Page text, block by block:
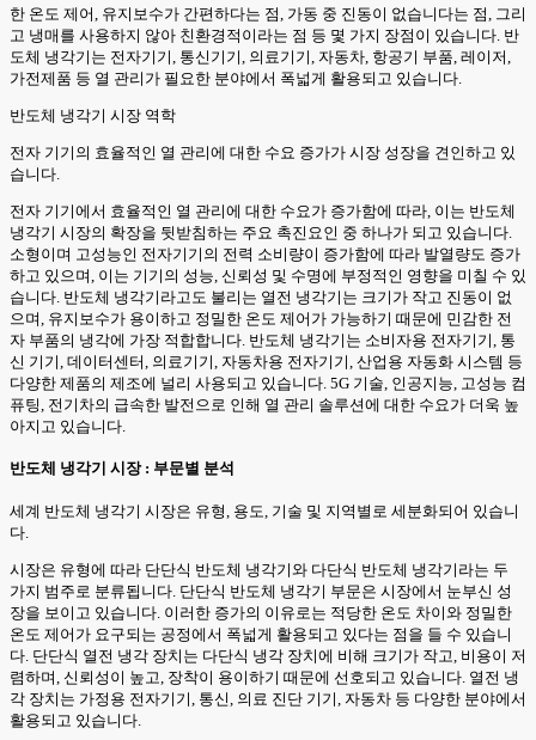
한 온도 제어, 유지보수가 간편하다는 점, 가동 중 진동이 없습니다는 점, 그리
고 냉매를 사용하지 않아 친환경적이라는 점 등 몇 가지 장점이 있습니다. 반
도체 냉각기는 전자기기, 통신기기, 의료기기, 자동차, 항공기 부품, 레이저,
가전제품 등 열 관리가 필요한 분야에서 폭넓게 활용되고 있습니다.
반도체 냉각기 시장 역학
전자 기기의 효율적인 열 관리에 대한 수요 증가가 시장 성장을 견인하고 있
습니다.
전자 기기에서 효율적인 열 관리에 대한 수요가 증가함에 따라, 이는 반도체
냉각기 시장의 확장을 뒷받침하는 주요 촉진요인 중 하나가 되고 있습니다.
소형이며 고성능인 전자기기의 전력 소비량이 증가함에 따라 발열량도 증가
하고 있으며, 이는 기기의 성능, 신뢰성 및 수명에 부정적인 영향을 미칠 수 있
습니다. 반도체 냉각기라고도 불리는 열전 냉각기는 크기가 작고 진동이 없
으며, 유지보수가 용이하고 정밀한 온도 제어가 가능하기 때문에 민감한 전
자 부품의 냉각에 가장 적합합니다. 반도체 냉각기는 소비자용 전자기기, 통
신 기기, 데이터센터, 의료기기, 자동차용 전자기기, 산업용 자동화 시스템 등
다양한 제품의 제조에 널리 사용되고 있습니다. 5G 기술, 인공지능, 고성능 컴
퓨팅, 전기차의 급속한 발전으로 인해 열 관리 솔루션에 대한 수요가 더욱 높
아지고 있습니다.
반도체 냉각기 시장 : 부문별 분석
세계 반도체 냉각기 시장은 유형, 용도, 기술 및 지역별로 세분화되어 있습니
다.
시장은 유형에 따라 단단식 반도체 냉각기와 다단식 반도체 냉각기라는 두
가지 범주로 분류됩니다. 단단식 반도체 냉각기 부문은 시장에서 눈부신 성
장을 보이고 있습니다. 이러한 증가의 이유로는 적당한 온도 차이와 정밀한
온도 제어가 요구되는 공정에서 폭넓게 활용되고 있다는 점을 들 수 있습니
다. 단단식 열전 냉각 장치는 다단식 냉각 장치에 비해 크기가 작고, 비용이 저
렴하며, 신뢰성이 높고, 장착이 용이하기 때문에 선호되고 있습니다. 열전 냉
각 장치는 가정용 전자기기, 통신, 의료 진단 기기, 자동차 등 다양한 분야에서
활용되고 있습니다.